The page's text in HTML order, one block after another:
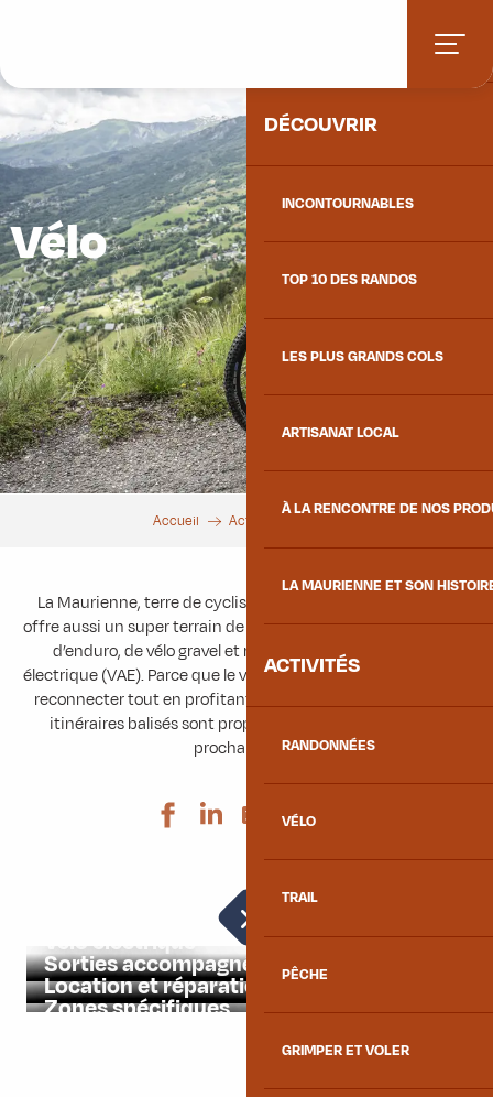
principal
DÉCOUVRIR
INCONTOURNABLES
TOP 10 DES RANDOS
LES PLUS GRANDS COLS
ARTISANAT LOCAL
À LA RENCONTRE DE NOS
LA MAURIENNE ET SON
ACTIVITÉS
RANDONNÉES
VÉLO
TRAIL
PÊCHE
GRIMPER ET VOLER
Vélo
Accueil Activités
La Maurienne, terre de cyclisme avec ses cols mythiques,
offre aussi un super terrain de jeux pour les amateurs de VTT,
d’enduro, de vélo gravel et même de vélo à assistance
électrique (VAE). Parce que le vélo en montagne permet de se
reconnecter tout en profitant des paysages, de nombreux
itinéraires balisés sont proposés. De quoi trouver votre
prochain défi !
Ajouter aux
Vélo électrique
Sorties accompagnées
Location et réparation
Zones spécifiques